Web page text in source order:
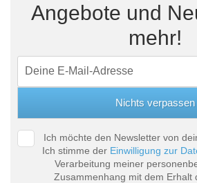
Angebote und
mehr!
Ich möchte den Newsletter von
Ich stimme der Einwilligung zur
Verarbeitung meiner
Zusammenhang mit dem Erhalt